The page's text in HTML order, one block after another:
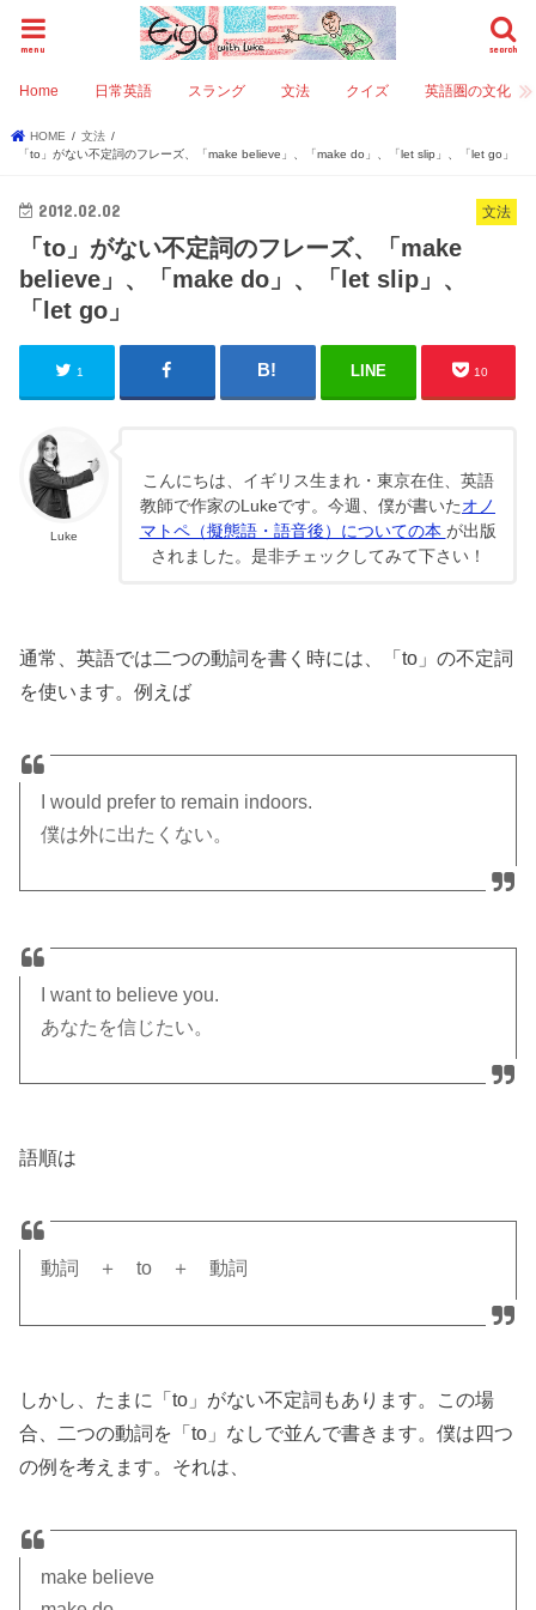
search
menu
Home 日常英語 スラング 文法 クイズ 英語圏の文化
HOME
文法
「to」がない不定詞のフレーズ、「make believe」、「make do」、「let slip」、「let go」
文法
2012.02.02
「to」がない不定詞のフレーズ、「make
believe」、「make do」、「let slip」、
「let go」
1 LINE 10
Luke
こんにちは、イギリス生まれ・東京在住、英語
教師で作家のLukeです。今週、僕が書いたオノ
マトペ（擬態語・語音後）についての本 が出版
されました。是非チェックしてみて下さい！
通常、英語では二つの動詞を書く時には、「to」の不定詞
を使います。例えば
I would prefer to remain indoors.
僕は外に出たくない。
I want to believe you.
あなたを信じたい。
語順は
動詞 ＋ to ＋ 動詞
しかし、たまに「to」がない不定詞もあります。この場
合、二つの動詞を「to」なしで並んで書きます。僕は四つ
の例を考えます。それは、
make believe